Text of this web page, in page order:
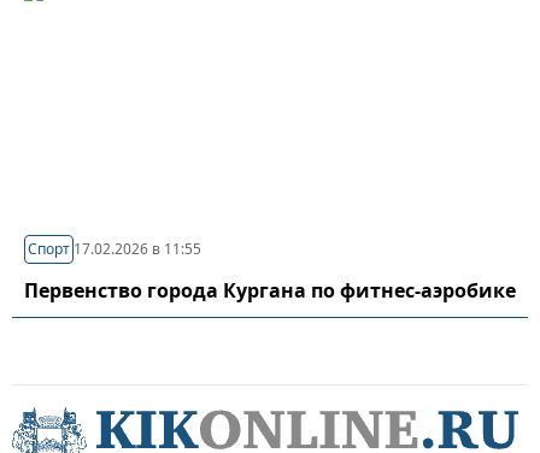
Спорт 17.02.2026 в 11:55
Первенство города Кургана по фитнес-аэробике